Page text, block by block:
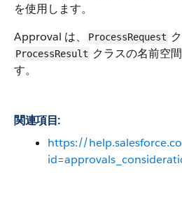
を使用します。
Approval は、
ProcessRequest
ProcessResult クラスの名前空
す。
関連項目:
https://